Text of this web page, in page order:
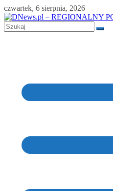
Skip
to
content
czwartek, 6 sierpnia, 2026